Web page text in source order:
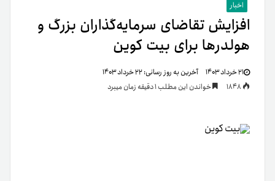
اخبار
افزایش تقاضای سرمایه‌گذاران بزرگ و
هولدرها برای بیت کوین
۲۱ خرداد ۱۴۰۳ آخرین به روز رسانی:۲۲ خرداد ۱۴۰۳
خواندن این مطلب 1 دقیقه زمان میبرد